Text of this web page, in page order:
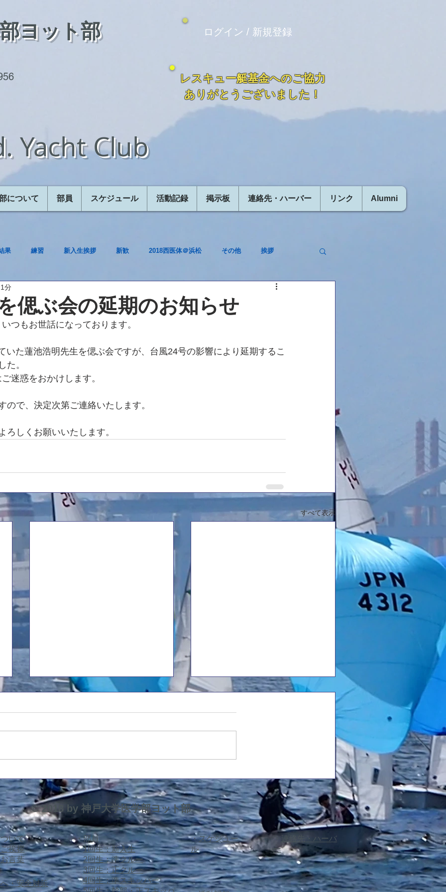
ヨット部 ログイン / 新規登録
レスキュー艇基金へのご協力
ありがとうございました！
Yacht Club
について 部員 スケジュール 活動記録 掲示板 連絡先・ハーバー リンク Alumni
果 練習 新入生挨拶 新歓 2018西医体＠浜松 その他 挨拶
偲ぶ会の延期のお知らせ
分
つもお世話になっております。
いた蓮池浩明先生を偲ぶ会ですが、台風24号の影響により延期するこ
た。
迷惑をおかけします。
ので、決定次第ご連絡いたします。
ろしくお願いいたします。
すべて表示
前主将引退挨拶
平素より大変お世話になっており
だきましたので、ご挨拶申し上げ
たに主将として部を率いますの
で、引き続き応援のほど宜しくお
願い申し上げます。 主将として
の1年間を振り返りますと、本当
にOB・OGの先生方に支えていた
だいた1年だったと思います。特
に今年は新たな支援艇の購入とい
う大き
2025年度西医体のご案内
応援にお越しいただくOB・OGの
(470級) 4655 杉山(5)/中嶋(3)
ター艇) 大浦(3)/河野(2)...
© 2018 by 神戸大学医学部ヨット部
いて
挨拶
言葉
・安全対策
・部員
1回生：新入生
2回生：準クルー
3回生：正クルー
4回生：準スキッパー
​・スケジュー
ル
連絡先・ハーバ
ー